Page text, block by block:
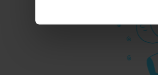
durante la
Per maggiori
durante la